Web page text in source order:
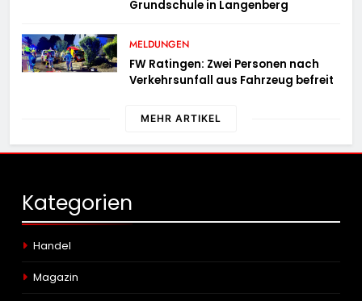
Grundschule in Langenberg
MELDUNGEN
FW Ratingen: Zwei Personen nach
Verkehrsunfall aus Fahrzeug befreit
MEHR ARTIKEL
Kategorien
Handel
Magazin